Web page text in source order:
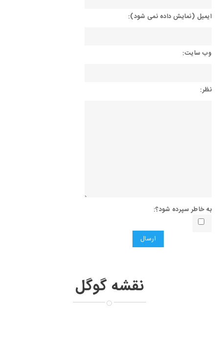
ایمیل (نمایش داده نمی شود):
وب سایت:
نظر:
به خاطر سپرده شود؟:
ارسال
نقشه گوگل